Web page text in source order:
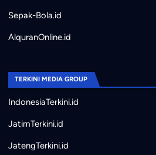
Sepak-Bola.id
AlquranOnline.id
TERKINI MEDIA GROUP
IndonesiaTerkini.id
JatimTerkini.id
JatengTerkini.id